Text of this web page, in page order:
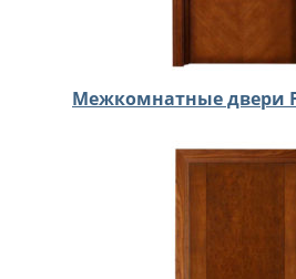
Межкомнатные двери